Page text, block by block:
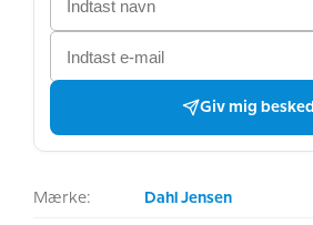
Giv mig besked
Mærke: Dahl Jensen